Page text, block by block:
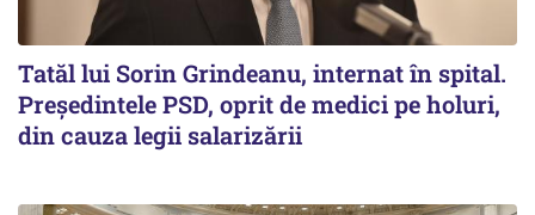
Tatăl lui Sorin Grindeanu, internat în spital.
Preşedintele PSD, oprit de medici pe holuri,
din cauza legii salarizării